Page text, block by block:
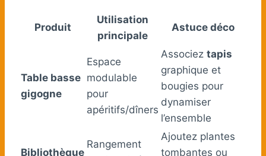
Produit
Utilisation
principale
Astuce déco
Table basse
gigogne
Espace
modulable
pour
apéritifs/dîners
Associez tapis
graphique et
bougies pour
dynamiser
l’ensemble
Bibliothèque
Rangement
Ajoutez plantes
tombantes ou